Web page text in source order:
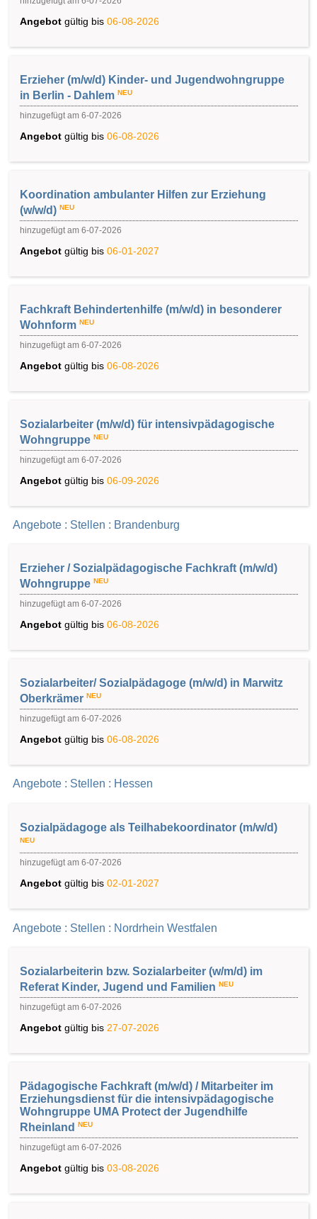
Angebot gültig bis 06-08-2026
Erzieher (m/w/d) Kinder- und Jugendwohngruppe
in Berlin - Dahlem NEU
hinzugefügt am 6-07-2026
Angebot gültig bis 06-08-2026
Koordination ambulanter Hilfen zur Erziehung
(w/w/d) NEU
hinzugefügt am 6-07-2026
Angebot gültig bis 06-01-2027
Fachkraft Behindertenhilfe (m/w/d) in besonderer
Wohnform NEU
hinzugefügt am 6-07-2026
Angebot gültig bis 06-08-2026
Sozialarbeiter (m/w/d) für intensivpädagogische
Wohngruppe NEU
hinzugefügt am 6-07-2026
Angebot gültig bis 06-09-2026
Angebote : Stellen : Brandenburg
Erzieher / Sozialpädagogische Fachkraft (m/w/d)
Wohngruppe NEU
hinzugefügt am 6-07-2026
Angebot gültig bis 06-08-2026
Sozialarbeiter/ Sozialpädagoge (m/w/d) in Marwitz
Oberkrämer NEU
hinzugefügt am 6-07-2026
Angebot gültig bis 06-08-2026
Angebote : Stellen : Hessen
Sozialpädagoge als Teilhabekoordinator (m/w/d)
NEU
hinzugefügt am 6-07-2026
Angebot gültig bis 02-01-2027
Angebote : Stellen : Nordrhein Westfalen
Sozialarbeiterin bzw. Sozialarbeiter (w/m/d) im
Referat Kinder, Jugend und Familien NEU
hinzugefügt am 6-07-2026
Angebot gültig bis 27-07-2026
Pädagogische Fachkraft (m/w/d) / Mitarbeiter im
Erziehungsdienst für die intensivpädagogische
Wohngruppe UMA Protect der Jugendhilfe
Rheinland
NEU
hinzugefügt am 6-07-2026
Angebot gültig bis 03-08-2026